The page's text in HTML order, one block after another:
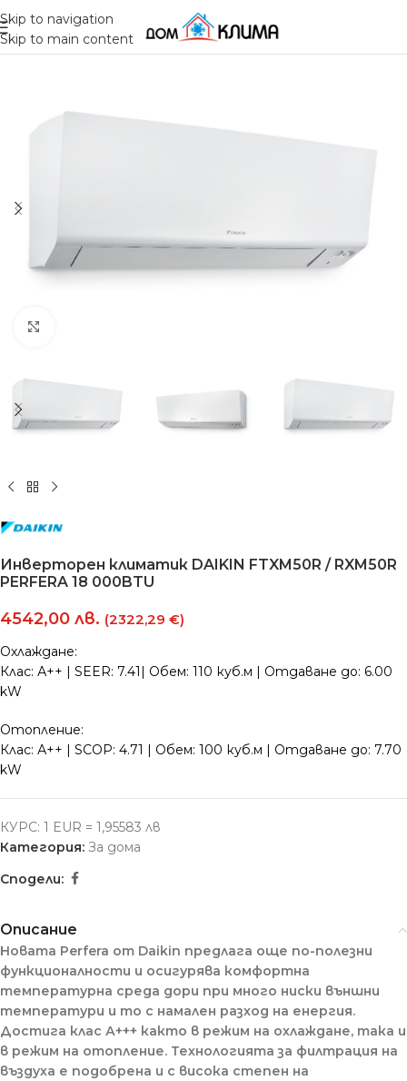
Skip to navigation
Skip to main content
Инверторен климатик DAIKIN FTXM50R / RXM50R
PERFERA 18 000BTU
4542,00 лв. (2322,29 €)
Охлаждане:
Клас: А++ | SEER: 7.41| Обем: 110 куб.м | Отдаване до: 6.00
kW
Отопление:
Клас: А++ | SCOP: 4.71 | Обем: 100 куб.м | Отдаване до: 7.70
kW
КУРС: 1 EUR = 1,95583 лв
Категория: За дома
Сподели:
Описание
Новата Perfera от Daikin предлага още по-полезни
функционалности и осигурява комфортна
температурна среда дори при много ниски външни
температури и то с намален разход на енергия.
Достига клас А+++ както в режим на охлаждане, така и
в режим на отопление. Технологията за филтрация на
въздуха е подобрена и с висока степен на